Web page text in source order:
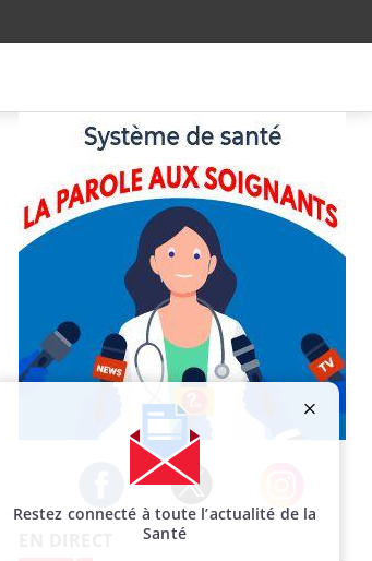
Facebook Twitter Instagram
Restez connecté à toute l’actualité de la
Santé